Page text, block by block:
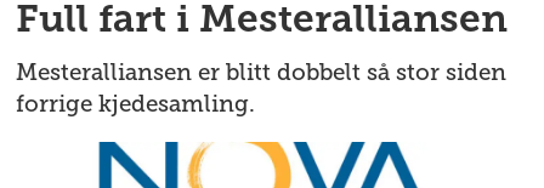
Full fart i Mesteralliansen
Mesteralliansen er blitt dobbelt så stor siden
forrige kjedesamling.